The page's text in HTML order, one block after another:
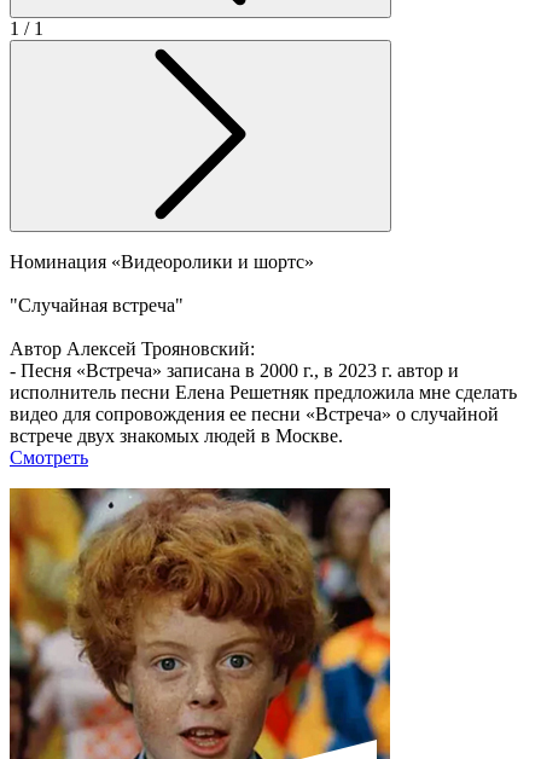
1 / 1
Номинация «Видеоролики и шортс»
"Случайная встреча"
Автор Алексей Трояновский:
- Песня «Встреча» записана в 2000 г., в 2023 г. автор и
исполнитель песни Елена Решетняк предложила мне сделать
видео для сопровождения ее песни «Встреча» о случайной
встрече двух знакомых людей в Москве.
Смотреть